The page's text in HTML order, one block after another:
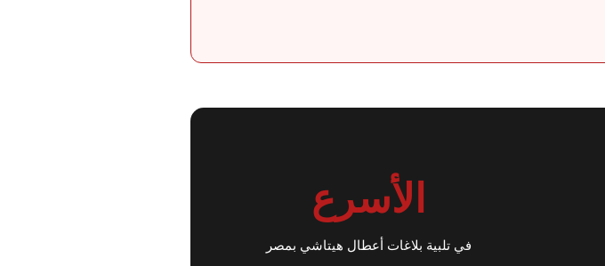
الأسرع
في تلبية بلاغات أعطال هيتاشي بمصر